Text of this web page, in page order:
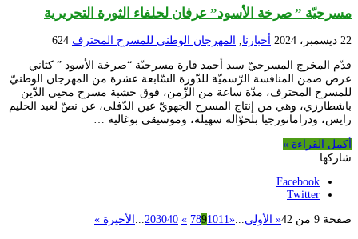
مسرحيّة ” صرخة الأسود” عرفان لحلفاء الثورة التحريرية
22 ديسمبر، 2024 أخبارنا المهرجان الوطني للمسرح المحترف 624
قدّم المخرج المسرحيّ سيد أحمد قارة مسرحيّة “صرخة الأسود ” كثاني
عرض ضمن المنافسة الرّسميّة للدّورة السّابعة عشرة من المهرجان الوطنيّ
للمسرح المحترف، مدّة ساعة من الزّمن، فوق خشبة مسرح محيي الدّين
باشطارزي، وهي من إنتاج المسرح الجهويّ عين الدّفلى، عن نصّ لعبد الحليم
رايس، ودراماتورجيا بلحوّالة سهيلة، وموسيقى بوغالية …
أكمل القراءة »
شاركها
Facebook
Twitter
صفحة 9 من 42 « الأولى «
7891011
»
203040 الأخيرة »